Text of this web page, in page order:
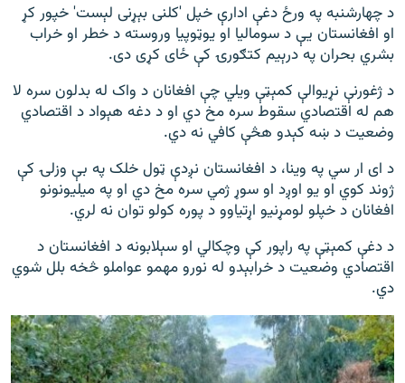
د چهارشنبه په ورځ دغې ادارې خپل 'کلنی بېړنی لېست' خپور کړ
او افغانستان یې د سومالیا او یوټوپیا وروسته د خطر او خراب
بشري بحران په درېیم کتګورۍ کې ځای کړی دی.
د ژغورنې نړیوالې کمېټې ویلي چې افغانان د واک له بدلون سره لا
هم له اقتصادي سقوط سره مخ دي او د دغه هېواد د اقتصادي
وضعیت د ښه کېدو هڅې کافي نه دي.
د ای ار سي په وینا، د افغانستان نږدې ټول خلک په بې وزلۍ کې
ژوند کوي او یو اوږد او سوړ ژمي سره مخ دي او په میلیونونو
افغانان د خپلو لومړنیو اړتیاوو د پوره کولو توان نه لري.
د دغې کمېټې په راپور کې وچکالي او سېلابونه د افغانستان د
اقتصادي وضعیت د خرابېدو له نورو مهمو عواملو څخه بلل شوي
دي.